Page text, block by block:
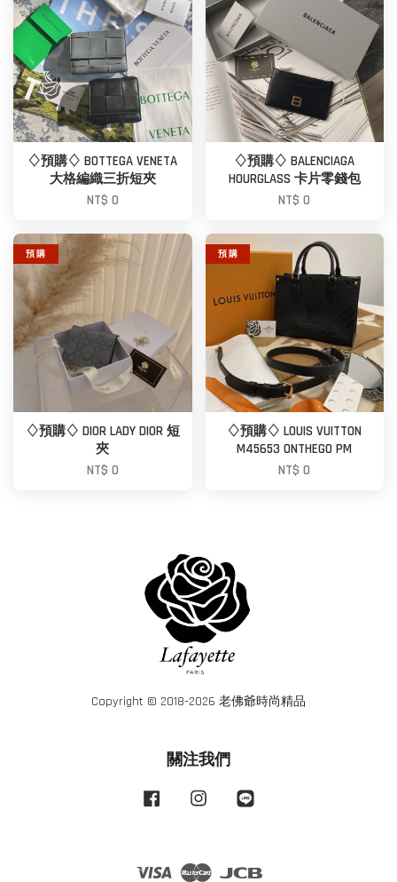
♢預購♢ BOTTEGA VENETA
大格編織三折短夾
NT$ 0
♢預購♢ BALENCIAGA
HOURGLASS 卡片零錢包
NT$ 0
預 購
♢預購♢ DIOR LADY DIOR 短
夾
NT$ 0
預 購
♢預購♢ LOUIS VUITTON
M45653 ONTHEGO PM
NT$ 0
Copyright © 2018-2026 老佛爺時尚精品
關注我們
Facebook Instagram
Visa Master